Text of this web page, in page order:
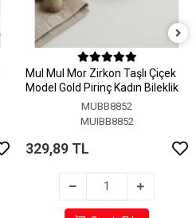
MuI MuI Mor Zirkon Taşlı Çiçek
Model Gold Pirinç Kadın Bileklik
MUBB8852
MUIBB8852
329,89 TL